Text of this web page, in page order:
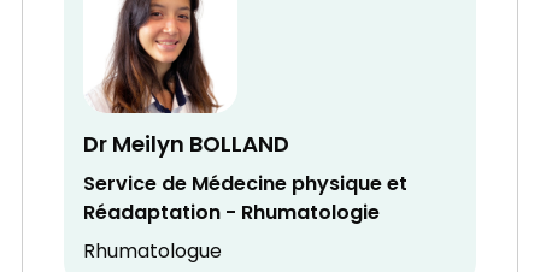
Dr Meilyn BOLLAND
Service de Médecine physique et
Réadaptation - Rhumatologie
Rhumatologue